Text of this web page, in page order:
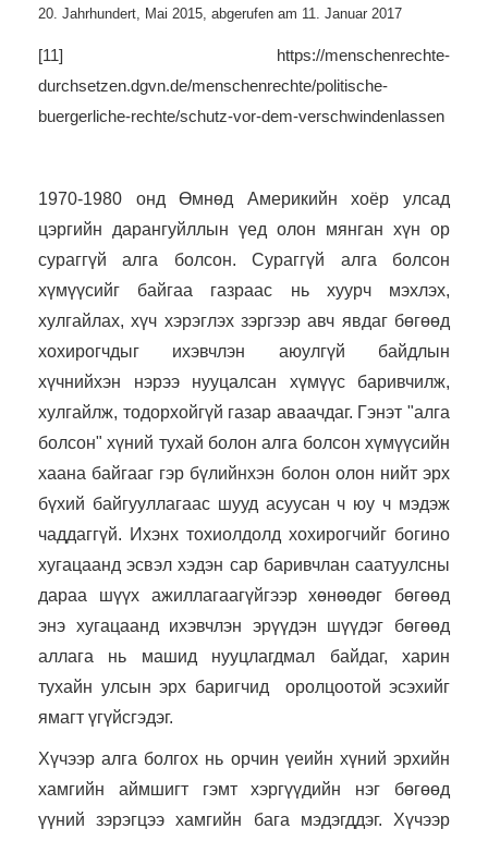
20. Jahrhundert, Mai 2015, abgerufen am 11. Januar 2017
[11]
https://menschenrechte-
durchsetzen.dgvn.de/menschenrechte/politische-
buergerliche-rechte/schutz-vor-dem-verschwindenlassen
1970-1980 онд Өмнөд Америкийн хоёр улсад
цэргийн дарангуйллын үед олон мянган хүн ор
сураггүй алга болсон. Сураггүй алга болсон
хүмүүсийг байгаа газраас нь хуурч мэхлэх,
хулгайлах, хүч хэрэглэх зэргээр авч явдаг бөгөөд
хохирогчдыг ихэвчлэн аюулгүй байдлын
хүчнийхэн нэрээ нууцалсан хүмүүс баривчилж,
хулгайлж, тодорхойгүй газар аваачдаг. Гэнэт "алга
болсон" хүний тухай болон алга болсон хүмүүсийн
хаана байгааг гэр бүлийнхэн болон олон нийт эрх
бүхий байгууллагаас шууд асуусан ч юу ч мэдэж
чаддаггүй. Ихэнх тохиолдолд хохирогчийг богино
хугацаанд эсвэл хэдэн сар баривчлан саатуулсны
дараа шүүх ажиллагаагүйгээр хөнөөдөг бөгөөд
энэ хугацаанд ихэвчлэн эрүүдэн шүүдэг бөгөөд
аллага нь машид нууцлагдмал байдаг, харин
тухайн улсын эрх баригчид оролцоотой эсэхийг
ямагт үгүйсгэдэг.
Хүчээр алга болгох нь орчин үеийн хүний ​​эрхийн
хамгийн аймшигт гэмт хэргүүдийн нэг бөгөөд
үүний зэрэгцээ хамгийн бага мэдэгддэг. Хүчээр